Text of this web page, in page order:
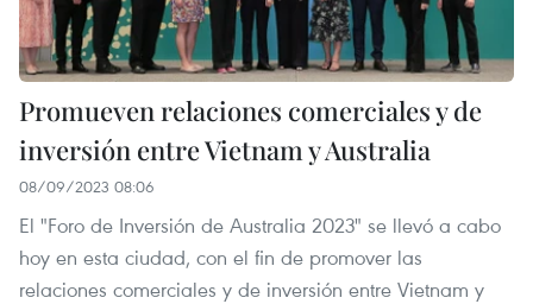
Promueven relaciones comerciales y de
inversión entre Vietnam y Australia
08/09/2023 08:06
El "Foro de Inversión de Australia 2023" se llevó a cabo
hoy en esta ciudad, con el fin de promover las
relaciones comerciales y de inversión entre Vietnam y